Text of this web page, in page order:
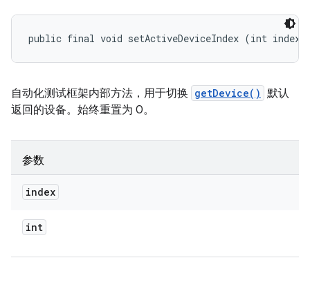
public final void setActiveDeviceIndex (int index)
自动化测试框架内部方法，用于切换 getDevice() 默认
返回的设备。始终重置为 0。
参数
index
int